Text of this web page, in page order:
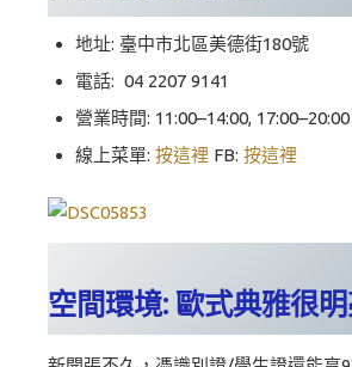
地址: 臺中市北區美德街180號
電話: 04 2207 9141
營業時間: 11:00–14:00,
線上菜單: 按這裡 FB: 按這裡
空間環境: 歐式典雅很